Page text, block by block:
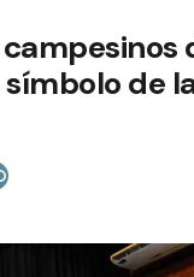
símbolo de